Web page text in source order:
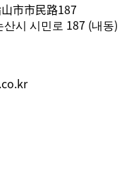
市市民路187
산시 시민로 187 (내동)